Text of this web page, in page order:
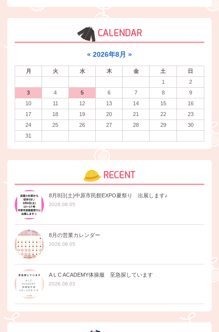
CALENDAR
« 2026年8月 »
月 火 水 木 金 土
日
1
2
3
4 5 6 7 8
9
10
11 12 13 14 15
16
17
18 19 20 21 22
23
24
25 26 27 28 29
30
31
RECENT
8月8日(土)中原市民館EXPO夏祭り 出展します♪
2026.08.05
8月の営業カレンダー
2026.08.05
AＬC ACADEMY体操服 至急探しています
2026.08.03